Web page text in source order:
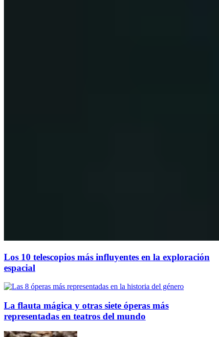
Los 10 telescopios más influyentes en la exploración
espacial
La flauta mágica y otras siete óperas más
representadas en teatros del mundo